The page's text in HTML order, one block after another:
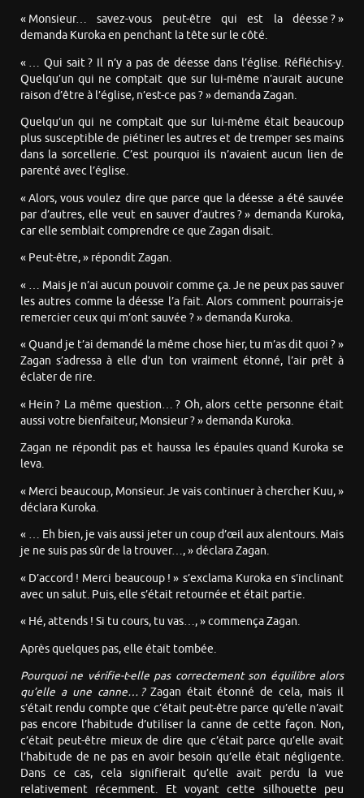
« Monsieur… savez-vous peut-être qui est la déesse ? »
demanda Kuroka en penchant la tête sur le côté.
« … Qui sait ? Il n’y a pas de déesse dans l’église. Réfléchis-y.
Quelqu’un qui ne comptait que sur lui-même n’aurait aucune
raison d’être à l’église, n’est-ce pas ? » demanda Zagan.
Quelqu’un qui ne comptait que sur lui-même était beaucoup
plus susceptible de piétiner les autres et de tremper ses mains
dans la sorcellerie. C’est pourquoi ils n’avaient aucun lien de
parenté avec l’église.
« Alors, vous voulez dire que parce que la déesse a été sauvée
par d’autres, elle veut en sauver d’autres ? » demanda Kuroka,
car elle semblait comprendre ce que Zagan disait.
« Peut-être, » répondit Zagan.
« … Mais je n’ai aucun pouvoir comme ça. Je ne peux pas sauver
les autres comme la déesse l’a fait. Alors comment pourrais-je
remercier ceux qui m’ont sauvée ? » demanda Kuroka.
« Quand je t’ai demandé la même chose hier, tu m’as dit quoi ? »
Zagan s’adressa à elle d’un ton vraiment étonné, l’air prêt à
éclater de rire.
« Hein ? La même question… ? Oh, alors cette personne était
aussi votre bienfaiteur, Monsieur ? » demanda Kuroka.
Zagan ne répondit pas et haussa les épaules quand Kuroka se
leva.
« Merci beaucoup, Monsieur. Je vais continuer à chercher Kuu, »
déclara Kuroka.
« … Eh bien, je vais aussi jeter un coup d’œil aux alentours. Mais
je ne suis pas sûr de la trouver…, » déclara Zagan.
« D’accord ! Merci beaucoup ! » s’exclama Kuroka en s’inclinant
avec un salut. Puis, elle s’était retournée et était partie.
« Hé, attends ! Si tu cours, tu vas…, » commença Zagan.
Après quelques pas, elle était tombée.
Pourquoi ne vérifie-t-elle pas correctement son équilibre alors
qu’elle a une canne… ? Zagan était étonné de cela, mais il
s’était rendu compte que c’était peut-être parce qu’elle n’avait
pas encore l’habitude d’utiliser la canne de cette façon. Non,
c’était peut-être mieux de dire que c’était parce qu’elle avait
l’habitude de ne pas en avoir besoin qu’elle était négligente.
Dans ce cas, cela signifierait qu’elle avait perdu la vue
relativement récemment. Et voyant cette silhouette peu